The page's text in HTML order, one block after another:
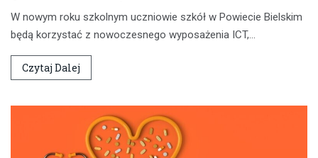
W nowym roku szkolnym uczniowie szkół w Powiecie Bielskim
będą korzystać z nowoczesnego wyposażenia ICT,…
Czytaj Dalej